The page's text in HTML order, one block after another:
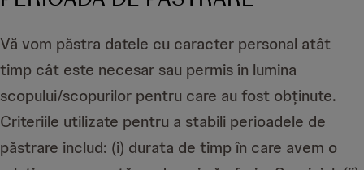
Vă vom păstra datele cu caracter personal atât
timp cât este necesar sau permis în lumina
scopului/scopurilor pentru care au fost obținute.
Criteriile utilizate pentru a stabili perioadele de
păstrare includ: (i) durata de timp în care avem o